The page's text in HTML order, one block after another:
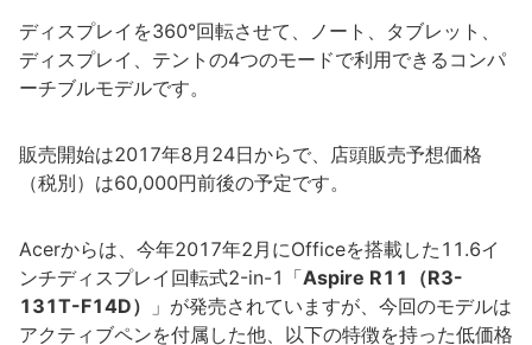
ディスプレイを360°回転させて、ノート、タブレット、
ディスプレイ、テントの4つのモードで利用できるコンパ
ーチブルモデルです。
販売開始は2017年8月24日からで、店頭販売予想価格
（税別）は60,000円前後の予定です。
Acerからは、今年2017年2月にOfficeを搭載した11.6イ
ンチディスプレイ回転式2-in-1「Aspire R11（R3-
131T-F14D）
」が発売されていますが、今回のモデルは
アクティブペンを付属した他、以下の特徴を持った低価格